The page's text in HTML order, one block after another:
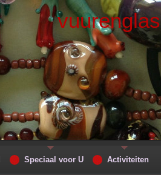
vuurenglas
Speciaal voor U Activiteiten